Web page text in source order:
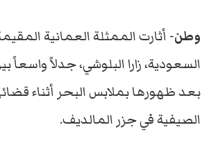
وطن- أثارت الممثلة العمانية
السعودية، زارا البلوشي، جدلاً واسعاً
بعد ظهورها بملابس البحر أثناء
الصيفية في جزر المالديف.